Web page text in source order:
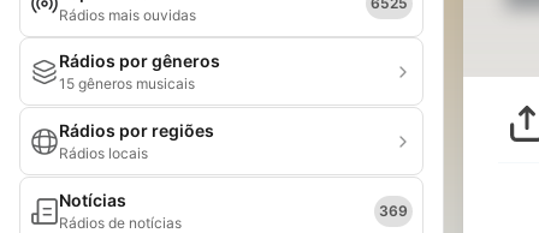
Rádios mais ouvidas
Rádios por gêneros
15 gêneros musicais
Rádios por regiões
Rádios locais
Notícias
Rádios de notícias
369